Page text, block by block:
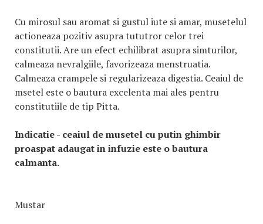
Cu mirosul sau aromat si gustul iute si amar, musetelul
actioneaza pozitiv asupra tututror celor trei
constitutii. Are un efect echilibrat asupra simturilor,
calmeaza nevralgiile, favorizeaza menstruatia.
Calmeaza crampele si regularizeaza digestia. Ceaiul de
msetel este o bautura excelenta mai ales pentru
constitutiile de tip Pitta.
Indicatie - ceaiul de musetel cu putin ghimbir
proaspat adaugat in infuzie este o bautura
calmanta.
Mustar